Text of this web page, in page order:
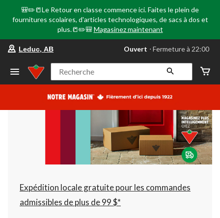
🎒✏️📒Le Retour en classe commence ici. Faites le plein de
fournitures scolaires, d'articles technologiques, de sacs à dos et
plus.📒✏️🎒 Magasinez maintenant
votre
préféré
Leduc,
AB,
courament
Fermeture
à
22:00
cliquer
pour
changer
Leduc, AB Ouvert ⋅ Fermeture à 22:00
Recherche
Expédition locale gratuite pour les commandes
admissibles de plus de 99 $*